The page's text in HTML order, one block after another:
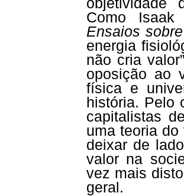
objetividade
Como
Ensaios
energia
não cria
oposição ao
física e
história. Pelo
capitalistas
uma teoria
deixar de
valor na
vez mais
geral.